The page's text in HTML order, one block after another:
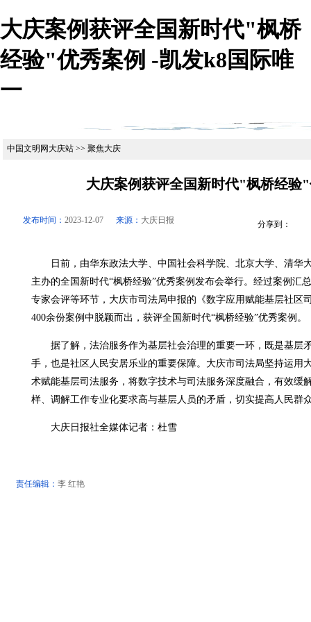
大庆案例获评全国新时代"枫桥
经验"优秀案例 -凯发k8国际唯
一
中国文明网大庆站 >> 聚焦大庆
大庆案例获评全国新时代"枫桥经验
发布时间： 2023-12-07 来源： 大庆日报 分享到：
日前，由华东政法大学、中国社会科学院、北京大学、清华
主办的全国新时代“枫桥经验”优秀案例发布会举行。经过案例汇
专家会评等环节，大庆市司法局申报的《数字应用赋能基层社区
400余份案例中脱颖而出，获评全国新时代“枫桥经验”优秀案例。
据了解，法治服务作为基层社会治理的重要一环，既是基层
手，也是社区人民安居乐业的重要保障。大庆市司法局坚持运用
术赋能基层司法服务，将数字技术与司法服务深度融合，有效缓
样、调解工作专业化要求高与基层人员的矛盾，切实提高人民群
大庆日报社全媒体记者：杜雪
责任编辑： 李 红艳